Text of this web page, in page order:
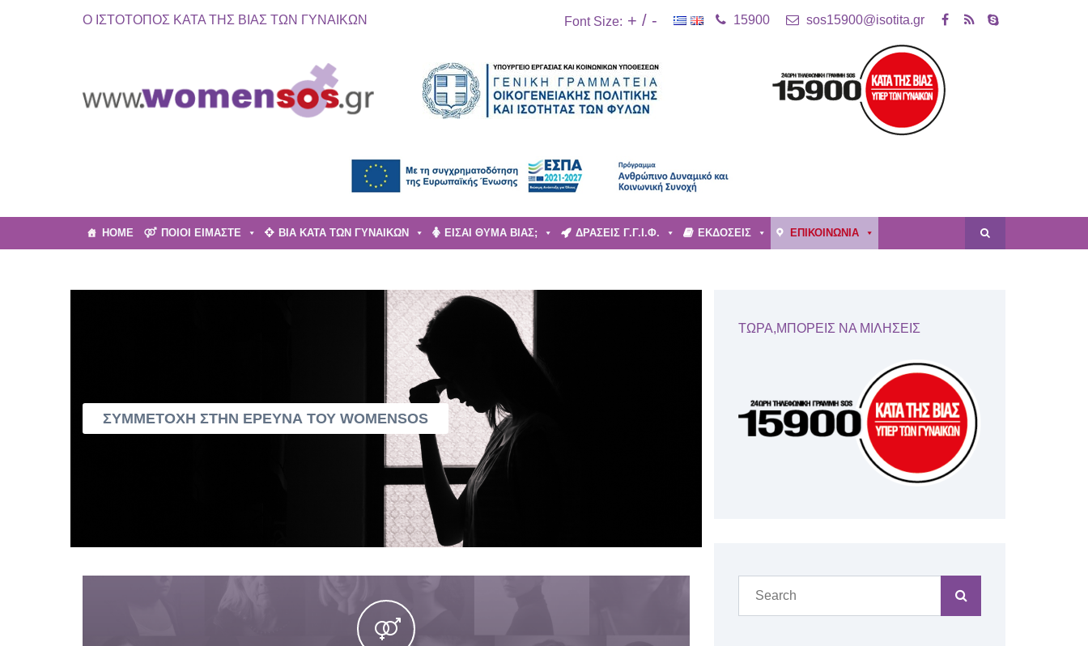
Ο ΙΣΤΟΤΟΠΟΣ ΚΑΤΑ ΤΗΣ ΒΙΑΣ ΤΩΝ ΓΥΝΑΙΚΩΝ 15900 sos15900@isotita.gr
Font Size: + / -
HOME ΠΟΙΟΙ ΕΙΜΑΣΤΕ ΒΙΑ ΚΑΤΑ ΤΩΝ ΓΥΝΑΙΚΩΝ ΕΙΣΑΙ ΘΥΜΑ ΒΙΑΣ; ΔΡΑΣΕΙΣ Γ.Γ.Ι.Φ. ΕΚΔΟΣΕΙΣ ΕΠΙΚΟΙΝΩΝΙΑ
ΣΥΜΜΕΤΟΧΗ ΣΤΗΝ ΕΡΕΥΝΑ ΤΟΥ WOMENSOS
ΤΩΡΑ,ΜΠΟΡΕΙΣ ΝΑ ΜΙΛΗΣΕΙΣ